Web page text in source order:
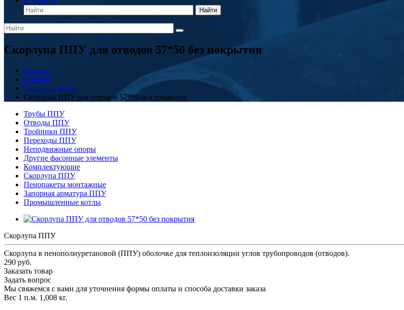
Найти
Скорлупа ППУ для отводов 57*50 без покрытия
Главная
Каталог
Скорлупа ППУ
Скорлупа ППУ для отводов 57*50 без покрытия
Трубы ППУ
Отводы ППУ
Тройники ППУ
Переходы ППУ
Неподвижные опоры
Другие фасонные элементы
Комплектующие
Скорлупа ППУ
Пенопакеты монтажные
Запорная арматура ППУ
Промышленные котлы
Скорлупа ППУ
Скорлупа в пенополиуретановой (ППУ) оболочке для теплоизоляции углов трубопроводов (отводов).
290 руб.
Заказать товар
Задать вопрос
Мы свяжемся с вами для уточнения формы оплаты и способа доставки заказа
Вес 1 п.м. 1,008 кг.